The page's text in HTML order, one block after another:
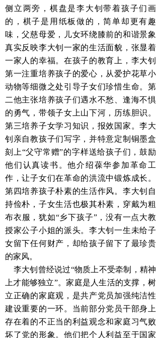
侧立两旁，棋盘是李大钊带着孩子们画
的，棋子是用纸板做的，简单却更有趣
味，父慈母爱，儿女环绕膝前的和谐景象
真实反映李大钊一家的生活面貌，张显着
一家人的幸福。在孩子的教育上，李大钊
第一注重培养孩子的爱心，从爱护花草小
动物等细微之处引导子女们珍惜生命。第
二他主张培养孩子们遇水不愁、逢海不惧
的勇气，带领子女上山下河，历练胆识。
第三培养子女学习知识，报效国家。李大
钊亲自教孩子们写字，并特意定制铜墨盒
刻上“父守常赠”的字样送给孩子们，鼓励
他们认真读书。他介绍葆华参加革命工
作，让子女们在革命的洪流中锻炼成长。
第四培养孩子朴素的生活作风。李大钊自
持俭朴，子女生活也极其朴素，穿戴为粗
布衣服，犹如“乡下孩子”，没有一点大教
授家公子小姐的派头。李大钊一生未给子
女留下任何财产，却给孩子留下了最珍贵
的家风。
李大钊曾经说过“物质上不受牵制，精神
上才能够独立”。家庭是人生活的支撑，树
立正确的家庭观，是共产党员加强纯洁性
建设重要的一环。当前部分党员干部身上
存在着的不正当的利益观念和家庭习气败
坏了党的形象。他们把个人利益至于国家